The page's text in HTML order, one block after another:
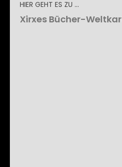
HIER GEHT ES ZU …
Xirxes Bücher-